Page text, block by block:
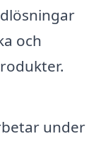
och
under